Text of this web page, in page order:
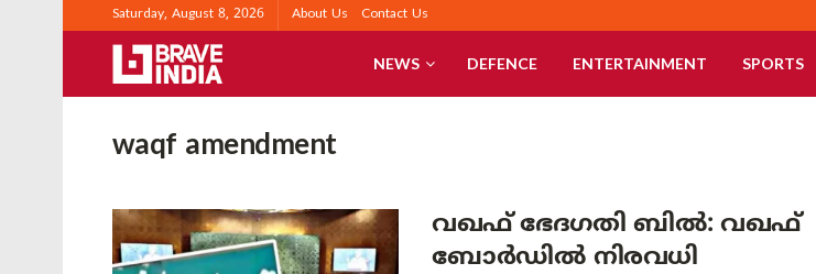
Saturday, August 8, 2026 About Us Contact Us
NEWS DEFENCE ENTERTAINMENT SPORTS
waqf amendment
വഖഫ് ഭേദഗതി ബിൽ: വഖഫ്
ബോർഡിൽ നിരവധി